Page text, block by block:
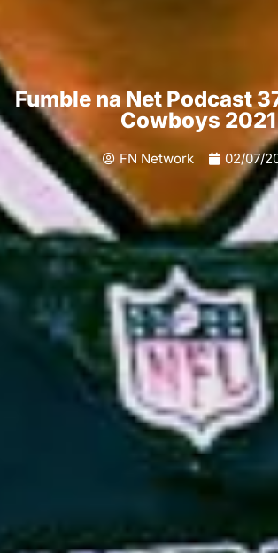
Fumble na Net Podcast
Cowboys 2021
FN Network 02/07/